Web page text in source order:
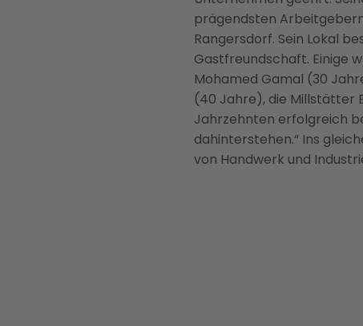
prägendsten
Rangersdorf. Sein Lokal
Gastfreundschaft. Einige
Mohamed Gamal (30
(40 Jahre), die Millstätter
Jahrzehnten erfolgreich
dahinterstehen.“ Ins
von Handwerk und